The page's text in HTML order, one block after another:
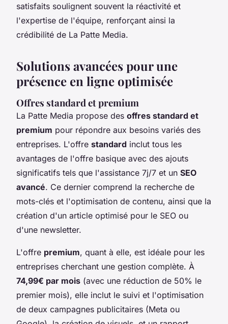
satisfaits soulignent souvent la réactivité et
l'expertise de l'équipe, renforçant ainsi la
crédibilité de La Patte Media.
Solutions avancées pour une
présence en ligne optimisée
Offres standard et premium
La Patte Media propose des offres standard et
premium pour répondre aux besoins variés des
entreprises. L'offre standard inclut tous les
avantages de l'offre basique avec des ajouts
significatifs tels que l'assistance 7j/7 et un SEO
avancé. Ce dernier comprend la recherche de
mots-clés et l'optimisation de contenu, ainsi que la
création d'un article optimisé pour le SEO ou
d'une newsletter.
L'offre premium, quant à elle, est idéale pour les
entreprises cherchant une gestion complète. À
74,99€ par mois (avec une réduction de 50% le
premier mois), elle inclut le suivi et l'optimisation
de deux campagnes publicitaires (Meta ou